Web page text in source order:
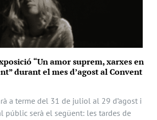
“Un amor suprem, xarxes en
durant el mes d’agost al Convent
a terme del 31 de juliol al 29 d’agost i
públic serà el següent: les tardes de